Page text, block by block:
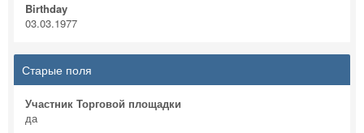
Birthday
03.03.1977
Старые поля
Участник Торговой площадки
да